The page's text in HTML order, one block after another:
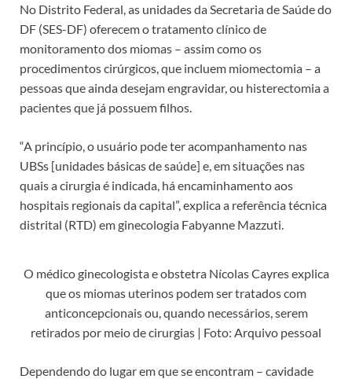
No Distrito Federal, as unidades da Secretaria de Saúde do
DF (SES-DF) oferecem o tratamento clínico de
monitoramento dos miomas – assim como os
procedimentos cirúrgicos, que incluem miomectomia – a
pessoas que ainda desejam engravidar, ou histerectomia a
pacientes que já possuem filhos.
“A princípio, o usuário pode ter acompanhamento nas
UBSs [unidades básicas de saúde] e, em situações nas
quais a cirurgia é indicada, há encaminhamento aos
hospitais regionais da capital”, explica a referência técnica
distrital (RTD) em ginecologia Fabyanne Mazzuti.
O médico ginecologista e obstetra Nícolas Cayres explica
que os miomas uterinos podem ser tratados com
anticoncepcionais ou, quando necessários, serem
retirados por meio de cirurgias | Foto: Arquivo pessoal
Dependendo do lugar em que se encontram – cavidade